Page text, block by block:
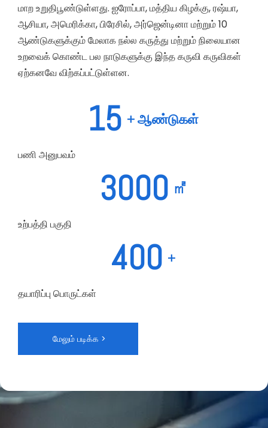
மாற உறுதிபூண்டுள்ளது. ஐரோப்பா, மத்திய கிழக்கு, ரஷ்யா,
ஆசியா, அமெரிக்கா, பிரேசில், அர்ஜென்டினா மற்றும் 10
ஆண்டுகளுக்கும் மேலாக நல்ல கருத்து மற்றும் நிலையான
உறவைக் கொண்ட பல நாடுகளுக்கு இந்த கருவி கருவிகள்
ஏற்கனவே விற்கப்பட்டுள்ளன.
15 + ஆண்டுகள்
பணி அனுபவம்
3000 ㎡
உற்பத்தி பகுதி
400 +
தயாரிப்பு பொருட்கள்
மேலும் படிக்க >